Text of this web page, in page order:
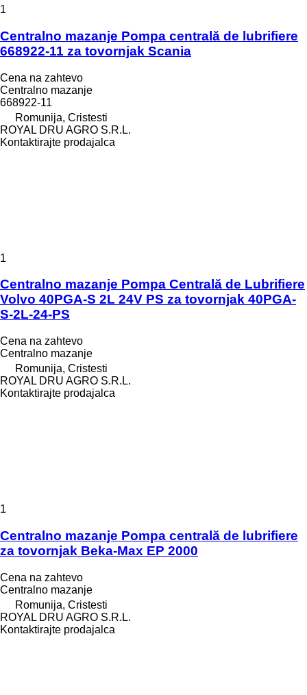
1
Centralno mazanje Pompa centrală de lubrifiere
668922-11 za tovornjak Scania
Cena na zahtevo
Centralno mazanje
668922-11
Romunija, Cristesti
ROYAL DRU AGRO S.R.L.
Kontaktirajte prodajalca
1
Centralno mazanje Pompa Centrală de Lubrifiere
Volvo 40PGA-S 2L 24V PS za tovornjak 40PGA-
S-2L-24-PS
Cena na zahtevo
Centralno mazanje
Romunija, Cristesti
ROYAL DRU AGRO S.R.L.
Kontaktirajte prodajalca
1
Centralno mazanje Pompa centrală de lubrifiere
za tovornjak Beka-Max EP 2000
Cena na zahtevo
Centralno mazanje
Romunija, Cristesti
ROYAL DRU AGRO S.R.L.
Kontaktirajte prodajalca